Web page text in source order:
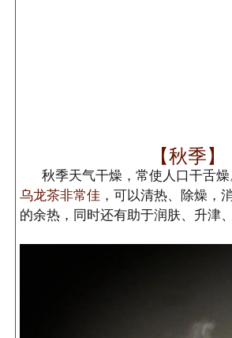
【秋季】
秋季天气干燥，常使人口干舌燥
乌龙茶非常佳 ，可以清热、除燥，
的余热，同时还有助于润肤、升津、